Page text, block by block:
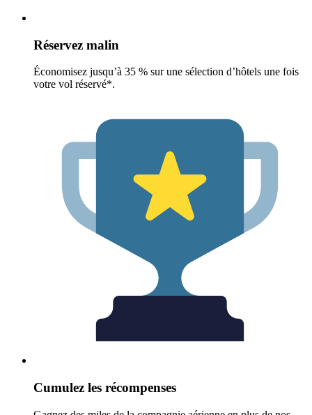
Réservez malin
Économisez jusqu’à 35 % sur une sélection d’hôtels une fois
votre vol réservé*.
Cumulez les récompenses